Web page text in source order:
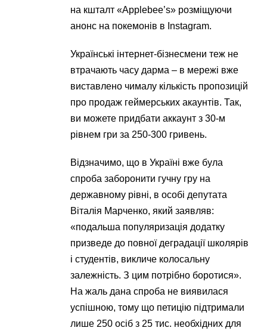
на кшталт «Applebee’s» розміщуючи
анонс на покемонів в Instagram.
Українські інтернет-бізнесмени теж не
втрачають часу дарма – в мережі вже
виставлено чималу кількість пропозицій
про продаж геймерських акаунтів. Так,
ви можете придбати аккаунт з 30-м
рівнем гри за 250-300 гривень.
Відзначимо, що в Україні вже була
спроба заборонити гучну гру на
державному рівні, в особі депутата
Віталія Марченко, який заявляв:
«подальша популяризація додатку
призведе до повної деградації школярів
і студентів, викличе колосальну
залежність. З цим потрібно боротися».
На жаль дана спроба не виявилася
успішною, тому що петицію підтримали
лише 250 осіб з 25 тис. необхідних для